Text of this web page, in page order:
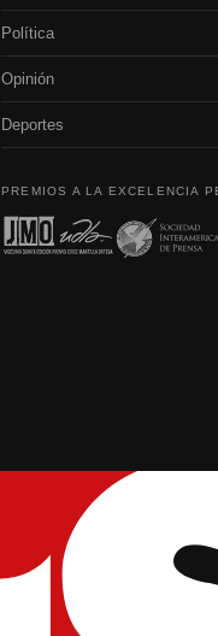
Política
Opinión
Deportes
PREMIOS A LA EXCELENCIA